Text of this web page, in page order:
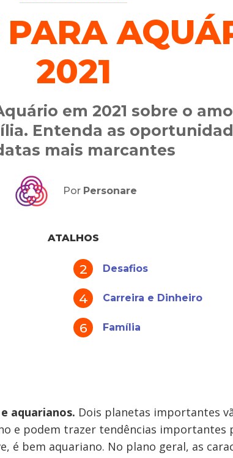
PARA
2021
em 2021 sobre o
Entenda as
mais marcantes
Por Personare
ATALHOS
Desafios
Carreira e Dinheiro
Família
aquarianos. Dois planetas importantes
e podem trazer tendências importantes
é bem aquariano. No plano geral, as